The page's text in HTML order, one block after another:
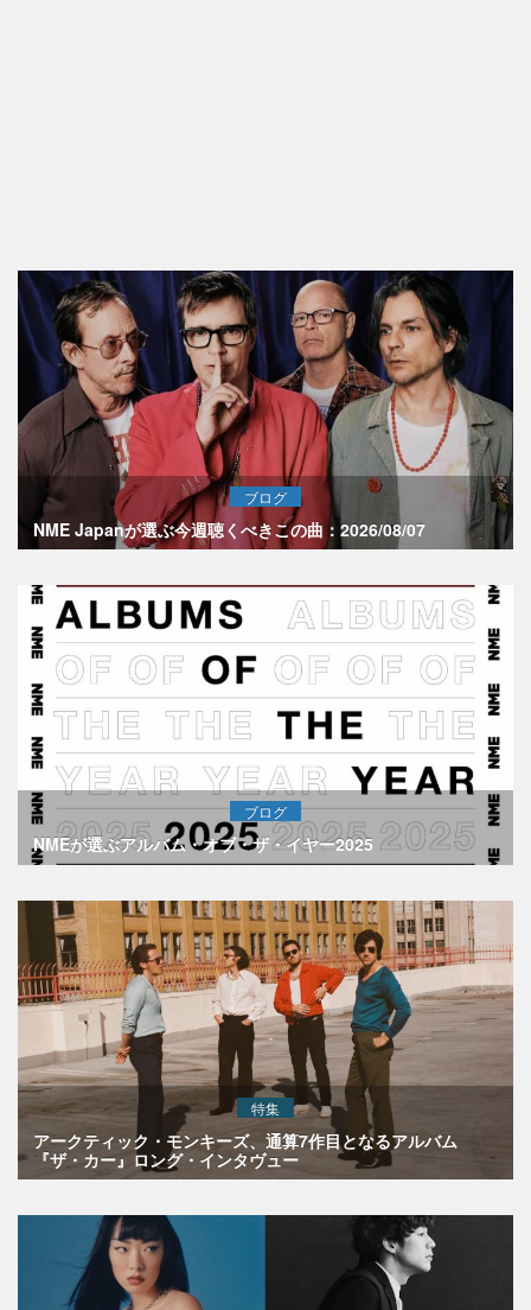
ブログ
NME Japanが選ぶ今週聴くべきこの曲：2026/08/07
ブログ
NMEが選ぶアルバム・オブ・ザ・イヤー2025
特集
アークティック・モンキーズ、通算7作目となるアルバム
『ザ・カー』ロング・インタヴュー